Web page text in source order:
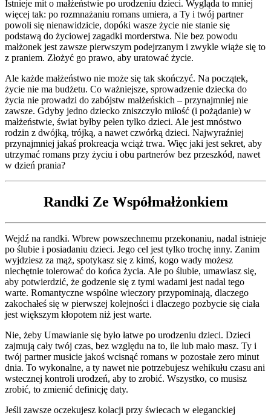
Istnieje mit o małżeństwie po urodzeniu dzieci. Wygląda to mniej
więcej tak: po rozmnażaniu romans umiera, a Ty i twój partner
powoli się nienawidzicie, dopóki wasze życie nie stanie się
podstawą do życiowej zagadki morderstwa. Nie bez powodu
małżonek jest zawsze pierwszym podejrzanym i zwykle wiąże się to
z praniem. Złożyć go prawo, aby uratować życie.
Ale każde małżeństwo nie może się tak skończyć. Na początek,
życie nie ma budżetu. Co ważniejsze, sprowadzenie dziecka do
życia nie prowadzi do zabójstw małżeńskich – przynajmniej nie
zawsze. Gdyby jedno dziecko zniszczyło miłość (i pożądanie) w
małżeństwie, świat byłby pełen tylko dzieci. Ale jest mnóstwo
rodzin z dwójką, trójką, a nawet czwórką dzieci. Najwyraźniej
przynajmniej jakaś prokreacja wciąż trwa. Więc jaki jest sekret, aby
utrzymać romans przy życiu i obu partnerów bez przeszkód, nawet
w dzień prania?
Randki Ze Współmałżonkiem
Wejdź na randki. Wbrew powszechnemu przekonaniu, nadal istnieje
po ślubie i posiadaniu dzieci. Jego cel jest tylko trochę inny. Zanim
wyjdziesz za mąż, spotykasz się z kimś, kogo wady możesz
niechętnie tolerować do końca życia. Ale po ślubie, umawiasz się,
aby potwierdzić, że godzenie się z tymi wadami jest nadal tego
warte. Romantyczne wspólne wieczory przypominają, dlaczego
zakochałeś się w pierwszej kolejności i dlaczego pozbycie się ciała
jest większym kłopotem niż jest warte.
Nie, żeby Umawianie się było łatwe po urodzeniu dzieci. Dzieci
zajmują cały twój czas, bez względu na to, ile lub mało masz. Ty i
twój partner musicie jakoś wcisnąć romans w pozostałe zero minut
dnia. To wykonalne, a ty nawet nie potrzebujesz wehikułu czasu ani
wstecznej kontroli urodzeń, aby to zrobić. Wszystko, co musisz
zrobić, to zmienić definicję daty.
Jeśli zawsze oczekujesz kolacji przy świecach w eleganckiej